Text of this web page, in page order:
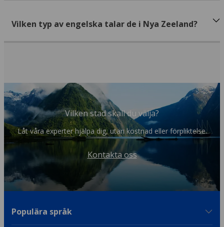
Vilken typ av engelska talar de i Nya Zeeland?
Vilken stad skall du välja?
Låt våra experter hjälpa dig, utan kostnad eller förpliktelse.
Kontakta oss
Populära språk